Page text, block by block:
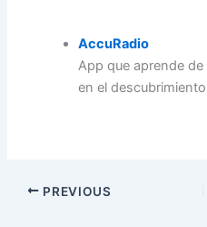
AccuRadio
App que aprende
en el
PREVIOUS